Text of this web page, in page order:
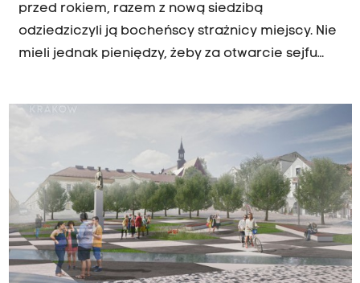
przed rokiem, razem z nową siedzibą
odziedziczyli ją bocheńscy strażnicy miejscy. Nie
mieli jednak pieniędzy, żeby za otwarcie sejfu
to po kosztach, bo taka kasa to prawdziwy
rarytas. Kasę próbował też otworzyc hobbysta,
który sam sie do nich zgłosił po informowach w
mediach zapoczątkowych przez nasze radio.